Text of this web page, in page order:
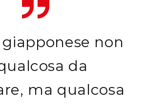
giapponese non
da
ma qualcosa